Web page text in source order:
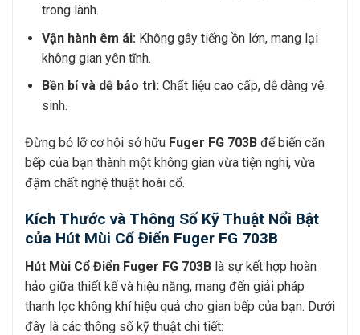
trong lành.
Vận hành êm ái: Không gây tiếng ồn lớn, mang lại
không gian yên tĩnh.
Bền bỉ và dễ bảo trì:Chất liệu cao cấp, dễ dàng vệ
sinh.
Đừng bỏ lỡ cơ hội sở hữu Fuger FG 703B để biến căn
bếp của bạn thành một không gian vừa tiện nghi, vừa
đậm chất nghệ thuật hoài cổ.
Kích Thước và Thông Số Kỹ Thuật Nổi Bật
của Hút Mùi Cổ Điển Fuger FG 703B
Hút Mùi Cổ Điển Fuger FG 703B là sự kết hợp hoàn
hảo giữa thiết kế và hiệu năng, mang đến giải pháp
thanh lọc không khí hiệu quả cho gian bếp của bạn. Dưới
đây là các thông số kỹ thuật chi tiết: